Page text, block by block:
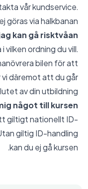
vår kundservice.
göras via halkbanan.
kan gå risktvåan?
vilken ordning du vill.
bilen för att
däremot att du går
av din utbildning.
något till kursen?
giltigt nationellt ID-
giltig ID-handling
kan du ej gå kursen.